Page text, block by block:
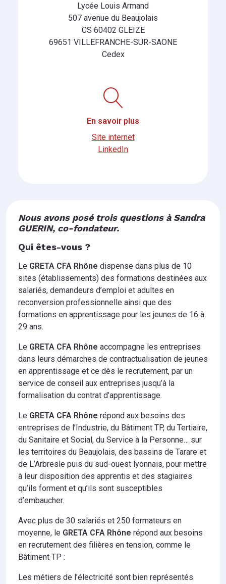
Lycée Louis Armand
507 avenue du Beaujolais
CS 60402 GLEIZE
69651 VILLEFRANCHE-SUR-SAONE
Cedex
En savoir plus
Site internet
LinkedIn
Nous avons posé trois questions à Sandra
GUERIN, co-fondateur.
Qui êtes-vous ?
Le GRETA CFA Rhône dispense dans plus de 10
sites (établissements) des formations destinées aux
salariés, demandeurs d’emploi et adultes en
reconversion professionnelle ainsi que des
formations en apprentissage pour les jeunes de 16 à
29 ans.
Le GRETA CFA Rhône accompagne les entreprises
dans leurs démarches de contractualisation de jeunes
en apprentissage et ce dès le recrutement, par un
service de conseil aux entreprises jusqu’à la
formalisation du contrat d’apprentissage.
Le GRETA CFA Rhône répond aux besoins des
entreprises de l’Industrie, du Bâtiment TP, du Tertiaire,
du Sanitaire et Social, du Service à la Personne… sur
les territoires du Beaujolais, des bassins de Tarare et
de L’Arbresle puis du sud-ouest lyonnais, pour mettre
à leur disposition des apprentis et des stagiaires
qu’ils forment et qu’ils sont susceptibles
d’embaucher.
Avec plus de 30 salariés et 250 formateurs en
moyenne, le GRETA CFA Rhône répond aux besoins
en recrutement des filières en tension, comme le
Bâtiment TP :
Les métiers de l’électricité sont bien représentés